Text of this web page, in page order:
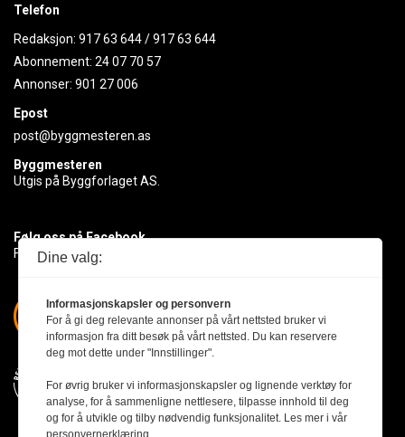
Telefon
Redaksjon: 917 63 644/917 63 644
Abonnement: 24 07 70 57
Annonser: 901 27 006
Epost
post@byggmesteren.as
Byggmesteren
Utgis på Byggforlaget AS.
Følg oss på Facebook
Få med deg det siste innen byggebransjen
Dine valg:
Informasjonskapsler og personvern
For å gi deg relevante annonser på vårt nettsted bruker vi
informasjon fra ditt besøk på vårt nettsted. Du kan reservere
deg mot dette under "Innstillinger".
For øvrig bruker vi informasjonskapsler og lignende verktøy for
analyse, for å sammenligne nettlesere, tilpasse innhold til deg
og for å utvikle og tilby nødvendig funksjonalitet. Les mer i vår
personvernerklæring.